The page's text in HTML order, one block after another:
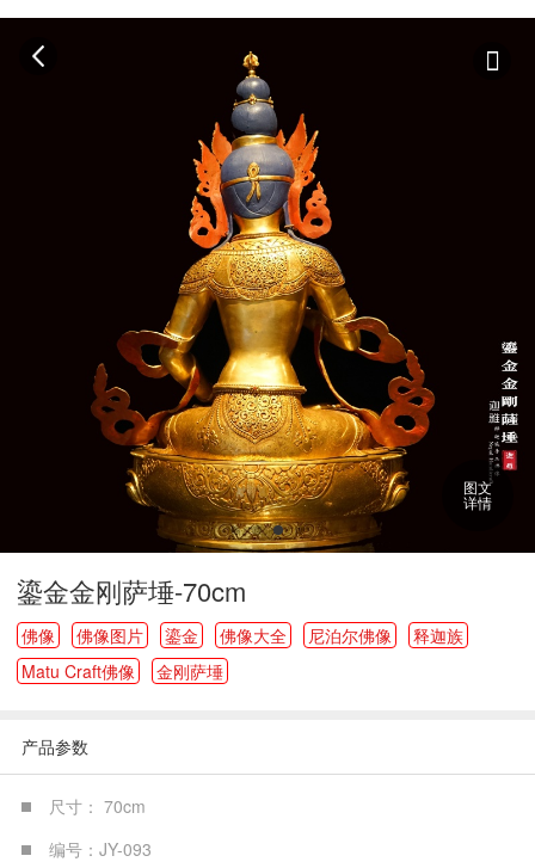
图文
详情
鎏金金刚萨埵-70cm
佛像 佛像图片 鎏金 佛像大全 尼泊尔佛像
释迦族
Matu Craft佛像
金刚萨埵
产品参数
尺寸： 70cm
编号：JY-093